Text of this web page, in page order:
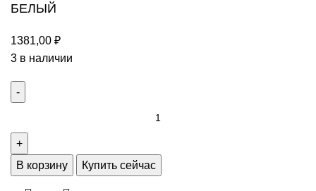
БЕЛЫЙ
1381,00 ₽
3 в наличии
В корзину Купить сейчас